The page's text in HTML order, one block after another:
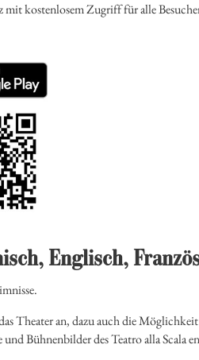
kostenlosem Zugriff für alle
Englisch,
Theater an, dazu auch die
Bühnenbilder des Teatro alla Scala